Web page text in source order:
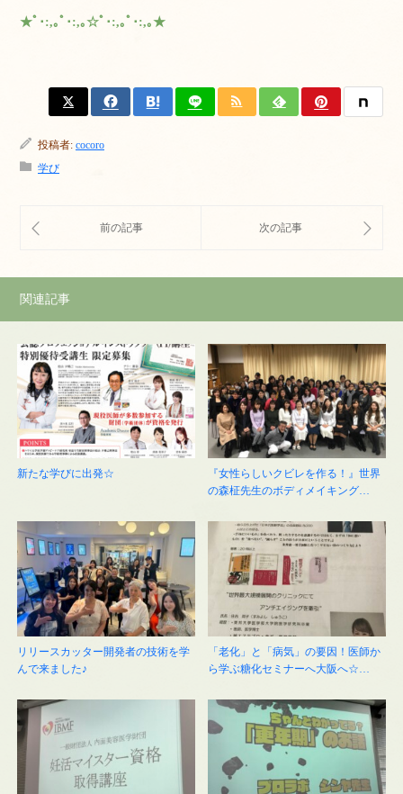
★ﾟ･:,｡ﾟ･:,｡☆ﾟ･:,｡ﾟ･:,｡★
投稿者: cocoro
学び
関連記事
新たな学びに出発☆
『女性らしいクビレを作る！』世界
の森柾先生のボディメイキング…
リリースカッター開発者の技術を学
んで来ました♪
「老化」と「病気」の要因！医師か
ら学ぶ糖化セミナーへ大阪へ☆…